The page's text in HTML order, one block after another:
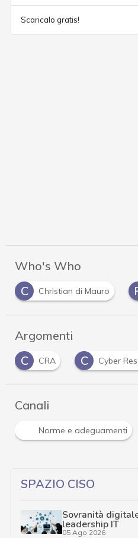
Scaricalo gratis!
Who's Who
C
Christian di Mauro
Argomenti
C
Cyber Resilience Act
Canali
Norme e adeguamenti
SPAZIO CISO
Sovranità
leadership IT
05 Ago 2026